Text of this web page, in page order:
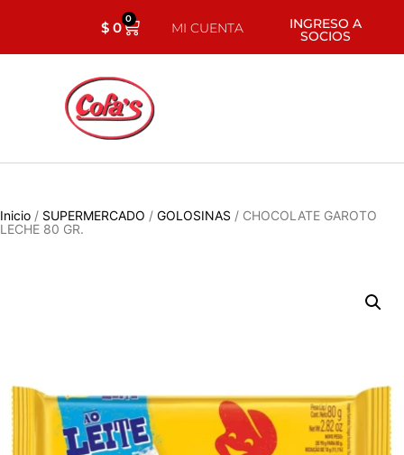
$0 0
MI CUENTA INGRESO A
SOCIOS
Inicio / SUPERMERCADO / GOLOSINAS / CHOCOLATE GAROTO
LECHE 80 GR.